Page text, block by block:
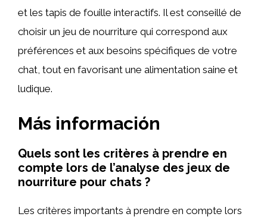
et les tapis de fouille interactifs. Il est conseillé de
choisir un jeu de nourriture qui correspond aux
préférences et aux besoins spécifiques de votre
chat, tout en favorisant une alimentation saine et
ludique.
Más información
Quels sont les critères à prendre en
compte lors de l’analyse des jeux de
nourriture pour chats ?
Les critères importants à prendre en compte lors